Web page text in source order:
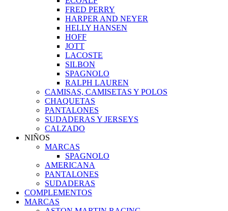
FRED PERRY
HARPER AND NEYER
HELLY HANSEN
HOFF
JOTT
LACOSTE
SILBON
SPAGNOLO
RALPH LAUREN
CAMISAS, CAMISETAS Y POLOS
CHAQUETAS
PANTALONES
SUDADERAS Y JERSEYS
CALZADO
NIÑOS
MARCAS
SPAGNOLO
AMERICANA
PANTALONES
SUDADERAS
COMPLEMENTOS
MARCAS